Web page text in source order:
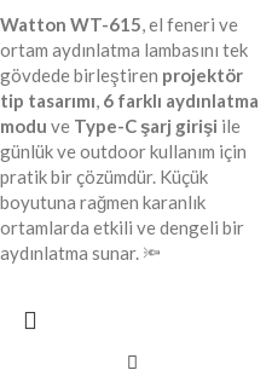
Watton WT-615, el feneri ve
ortam aydınlatma lambasını tek
gövdede birleştiren projektör
tip tasarımı, 6 farklı aydınlatma
modu ve Type-C şarj girişi ile
günlük ve outdoor kullanım için
pratik bir çözümdür. Küçük
boyutuna rağmen karanlık
ortamlarda etkili ve dengeli bir
aydınlatma sunar. 🔦